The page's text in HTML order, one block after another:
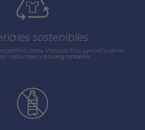
sostenibles
lana, Viscosa Eco, Lyocell y otros
naturales y biodegradables